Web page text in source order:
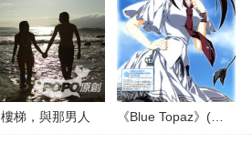
樓梯，與那男人